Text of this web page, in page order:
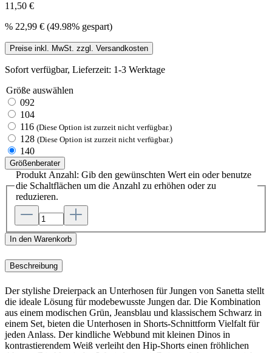
11,50 €
% 22,99 € (49.98% gespart)
Preise inkl. MwSt. zzgl. Versandkosten
Sofort verfügbar, Lieferzeit: 1-3 Werktage
Größe auswählen
092
104
116 (Diese Option ist zurzeit nicht verfügbar.)
128 (Diese Option ist zurzeit nicht verfügbar.)
140
Größenberater
Produkt Anzahl: Gib den gewünschten Wert ein oder benutze
die Schaltflächen um die Anzahl zu erhöhen oder zu
reduzieren.
In den Warenkorb
Beschreibung
Der stylishe Dreierpack an Unterhosen für Jungen von Sanetta stellt
die ideale Lösung für modebewusste Jungen dar. Die Kombination
aus einem modischen Grün, Jeansblau und klassischem Schwarz in
einem Set, bieten die Unterhosen in Shorts-Schnittform Vielfalt für
jeden Anlass. Der kindliche Webbund mit kleinen Dinos in
kontrastierendem Weiß verleiht den Hip-Shorts einen fröhlichen